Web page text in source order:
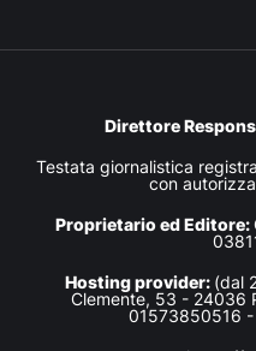
Direttore
Testata giornalistica
con
Proprietario ed Editore:
Hosting provider: (dal
Clemente, 53 - 24036
01573850516